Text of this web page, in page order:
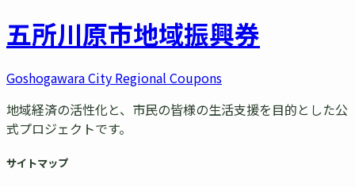
五所川原市地域振興券
Goshogawara City Regional Coupons
地域経済の活性化と、市民の皆様の生活支援を目的とした公
式プロジェクトです。
サイトマップ